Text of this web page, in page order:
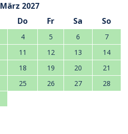
März 2027
Do Fr Sa So
4 5 6
7
11 12 13
14
18 19 20
21
25 26 27
28